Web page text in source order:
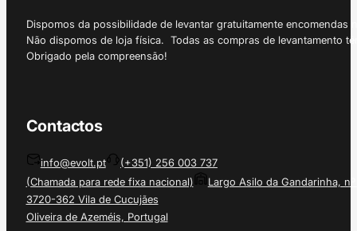
Dispomos da possibilidade de levantar gratuitamente
Não dispomos de loja física. Todas as compras de levantamento
Obrigado pela compreensão!
Contactos
info@evolt.pt
(+351) 256 003 737
(Chamada para rede fixa nacional)
Largo Asilo da Gandarinha, nº
3720-362 Vila de Cucujães
Oliveira de Azeméis, Portugal